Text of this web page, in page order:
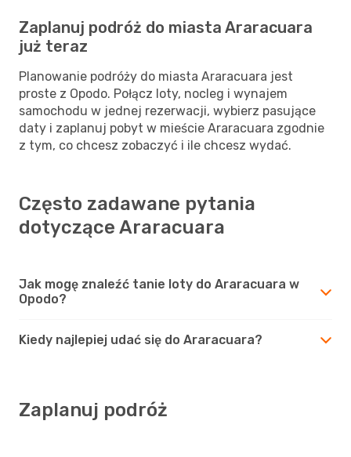
Zaplanuj podróż do miasta Araracuara
już teraz
Planowanie podróży do miasta Araracuara jest
proste z Opodo. Połącz loty, nocleg i wynajem
samochodu w jednej rezerwacji, wybierz pasujące
daty i zaplanuj pobyt w mieście Araracuara zgodnie
z tym, co chcesz zobaczyć i ile chcesz wydać.
Często zadawane pytania
dotyczące Araracuara
Jak mogę znaleźć tanie loty do Araracuara w
Opodo?
Kiedy najlepiej udać się do Araracuara?
Zaplanuj podróż